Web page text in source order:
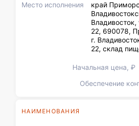
Место исполнения
край
22, 690078,
г.
22, склад
Начальная цена, ₽
Обеспечение
НАИМЕНОВАНИЯ